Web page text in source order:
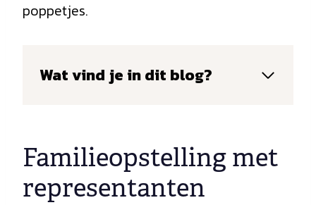
poppetjes.
Wat vind je in dit blog?
Familieopstelling met
representanten